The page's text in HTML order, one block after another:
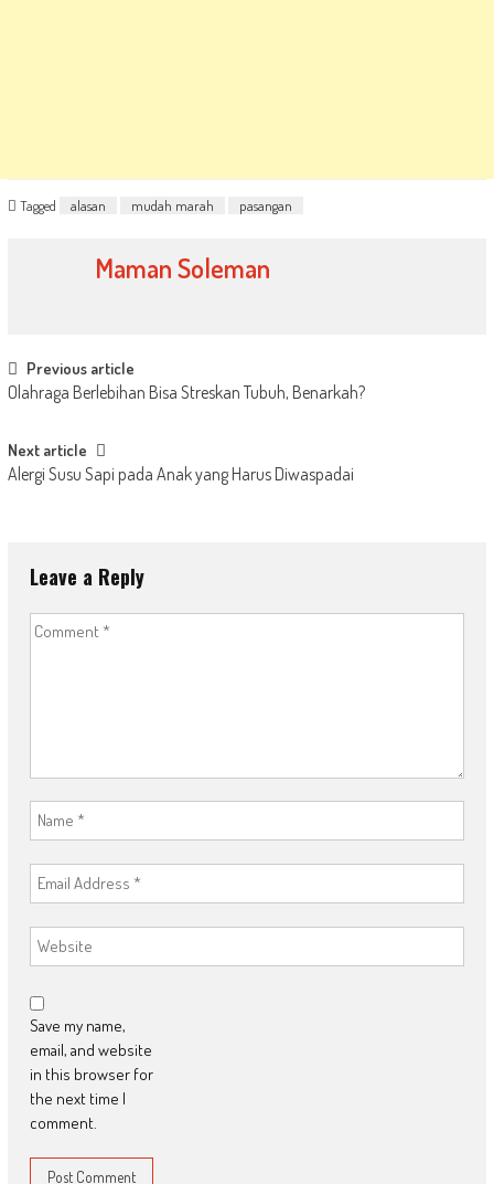
Tagged alasan mudah marah pasangan
Maman Soleman
Post
navigation
Previous article
Olahraga Berlebihan Bisa Streskan Tubuh, Benarkah?
Next article
Alergi Susu Sapi pada Anak yang Harus Diwaspadai
Leave a Reply
Save my name,
email, and website
in this browser for
the next time I
comment.